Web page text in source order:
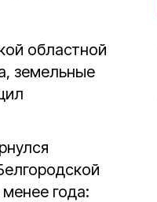
областной
земельные
года: